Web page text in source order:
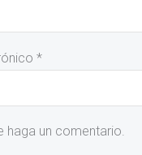
*
un comentario.